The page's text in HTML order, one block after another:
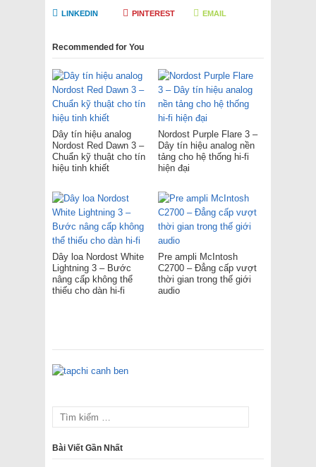
LINKEDIN PINTEREST EMAIL
Recommended for You
Dây tín hiệu analog
Nordost Red Dawn 3 –
Chuẩn kỹ thuật cho tín
hiệu tinh khiết
Nordost Purple Flare 3 –
Dây tín hiệu analog nền
tảng cho hệ thống hi-fi
hiện đại
Dây loa Nordost White
Lightning 3 – Bước
nâng cấp không thể
thiếu cho dàn hi-fi
Pre ampli McIntosh
C2700 – Đẳng cấp vượt
thời gian trong thế giới
audio
Bài Viết Gần Nhất